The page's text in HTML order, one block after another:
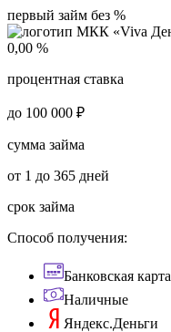
первый займ без %
0,00 %
процентная ставка
до 100 000 ₽
сумма займа
от 1 до 365 дней
срок займа
Способ получения:
Банковская карта
Наличные
Яндекс.Деньги